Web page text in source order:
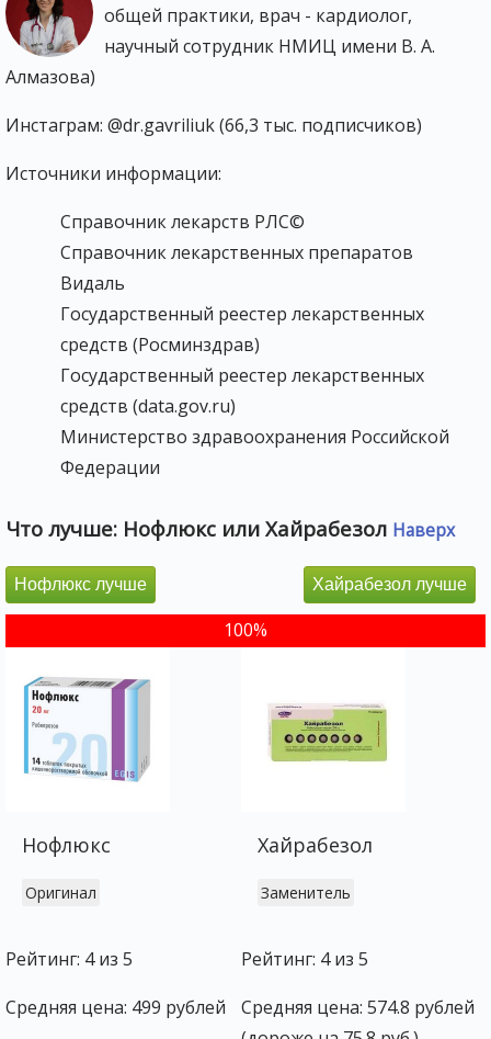
общей практики, врач - кардиолог,
научный сотрудник НМИЦ имени В. А.
Алмазова)
Инстаграм: @dr.gavriliuk (66,3 тыс. подписчиков)
Источники информации:
Справочник лекарств РЛС©
Справочник лекарственных препаратов
Видаль
Государственный реестер лекарственных
средств (Росминздрав)
Государственный реестер лекарственных
средств (data.gov.ru)
Министерство здравоохранения Российской
Федерации
Что лучше: Нофлюкс или Хайрабезол Наверх
Нофлюкс лучше Хайрабезол лучше
100%
Нофлюкс
Оригинал
Рейтинг: 4 из 5
Средняя цена: 499 рублей
Хайрабезол
Заменитель
Рейтинг: 4 из 5
Средняя цена: 574.8 рублей